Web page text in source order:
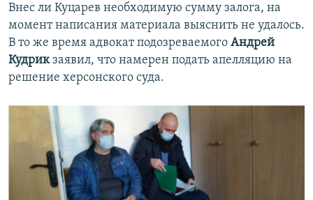
Внес ли Куцарев необходимую сумму залога, на
момент написания материала выяснить не удалось.
В то же время адвокат подозреваемого Андрей
Кудрикзаявил, что намерен подать апелляцию на
решение херсонского суда.